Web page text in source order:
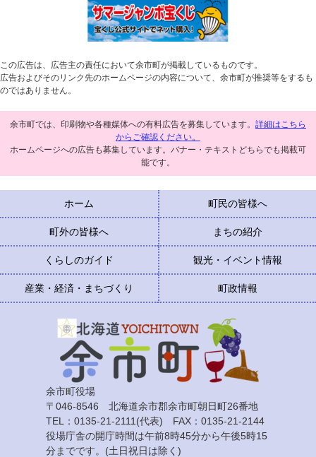
この広告は、広告主の責任において余市町が掲載しているものです。
広告およびそのリンク先のホームページの内容について、余市町が推奨等をするも
のではありません。
余市町では、印刷物や各種媒体への有料広告を募集しています。 詳細はこちら
からご確認ください。
ホームページへの広告も募集しています。バナー・テキストどちらでも掲載可
能です。
ホーム 町民の皆様へ
町外の皆様へ まちの紹介
くらしのガイド 観光・イベント情報
産業・経済・まちづくり 町政情報
余市町役場
〒046-8546 北海道余市郡余市町朝日町26番地
TEL：0135-21-2111(代表) FAX：0135-21-2144
役場庁舎の開庁時間は午前8時45分から午後5時15
分までです。(土日祝日は除く)